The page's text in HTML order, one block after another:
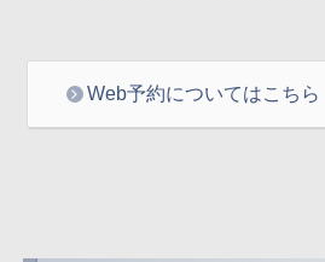
Web予約についてはこちら